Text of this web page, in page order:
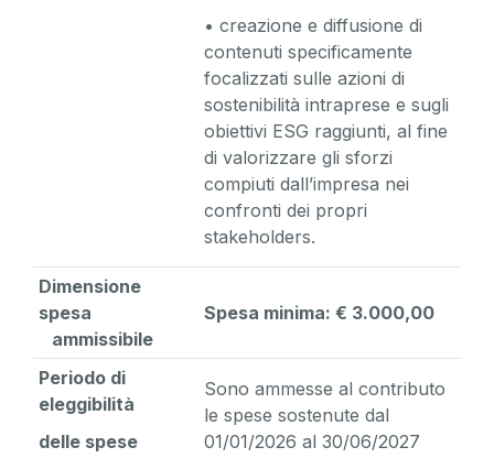
• creazione e diffusione di
contenuti specificamente
focalizzati sulle azioni di
sostenibilità intraprese e sugli
obiettivi ESG raggiunti, al fine
di valorizzare gli sforzi
compiuti dall’impresa nei
confronti dei propri
stakeholders.
Dimensione
spesa
ammissibile
Spesa minima: € 3.000,00
Periodo di
eleggibilità
delle spese
Sono ammesse al contributo
le spese sostenute dal
01/01/2026 al 30/06/2027